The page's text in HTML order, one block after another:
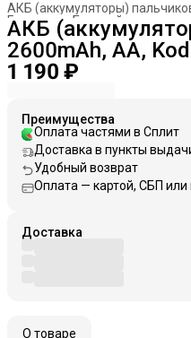
АКБ (аккумуляторы)
Батарейки,
Главная ›
АКБ
2600mAh, AA,
1 190 ₽
Преимущества
Оплата частями в Сплит
Доставка в пункты
Удобный возврат
Оплата — картой, СБП
Доставка
О товаре